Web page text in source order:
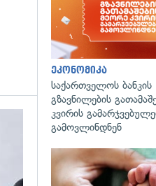
გადახედვა
ეკონომიკა
საქართველოს ბანკის
გზავნილების
კვირის
გამოვლინდნენ